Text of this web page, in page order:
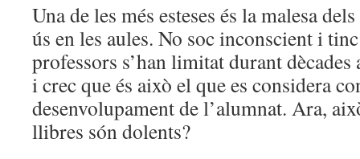
Una de les més esteses és la malesa
ús en les aules. No soc inconscient i
professors s’han limitat durant
i crec que és això el que es considera
desenvolupament de l’alumnat. Ara,
llibres són dolents?